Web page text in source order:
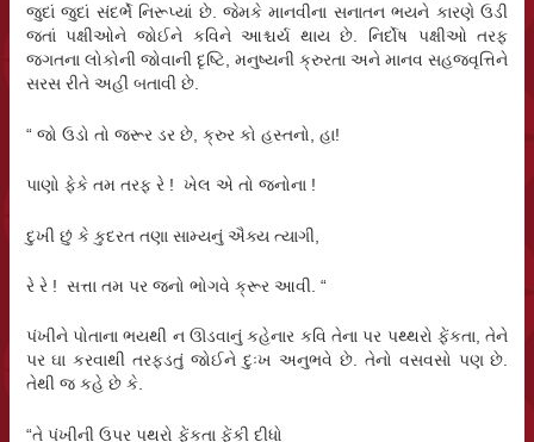
જુદાં જુદાં સંદર્ભે નિરૂપ્યાં છે. જેમકે માનવીના સનાતન ભયને કારણે ઉડી
જતાં પક્ષીઓને જોઈને કવિને આશ્ચર્ય થાય છે. નિર્દોષ પક્ષીઓ તરફ
જગતના લોકોની જોવાની દૃષ્ટિ, મનુષ્યની ક્રુરતા અને માનવ સહજવૃત્તિને
સરસ રીતે અહીં બતાવી છે.
“ જો ઉડો તો જરૂર ડર છે, ક્રુર કો હસ્તનો, હા!
પાણો ફેકે તમ તરફ રે ! ખેલ એ તો જનોના !
દુખી છું કે કુદરત તણા સામ્યનું ઐક્ય ત્યાગી,
રે રે ! સત્તા તમ પર જનો ભોગવે ક્રૂર આવી. “
પંખીને પોતાના ભયથી ન ઊડવાનું કહેનાર કવિ તેના પર પથ્થરો ફેંકતા, તેને
પર ઘા કરવાથી તરફડતું જોઈને દુઃખ અનુભવે છે. તેનો વસવસો પણ છે.
તેથી જ કહે છે કે.
“તે પંખીની ઉપર પથરો ફેંકતા ફેંકી દીધો